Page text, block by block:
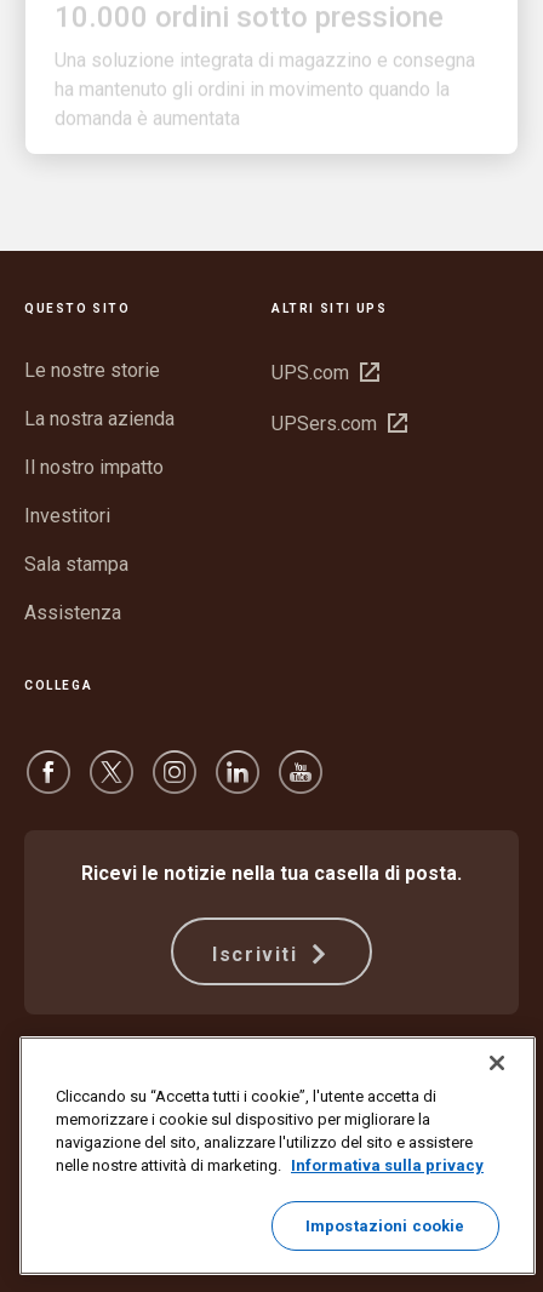
Una soluzione integrata di magazzino e consegna
ha mantenuto gli ordini in movimento quando la
domanda è aumentata
QUESTO SITO
Le nostre storie
La nostra azienda
Il nostro impatto
Investitori
Sala stampa
Assistenza
ALTRI SITI UPS
UPS.com Apri
una
UPSers.com Apri
COLLEGA
Ricevi le notizie nella tua casella di posta.
Iscriviti
Impostazioni dei cookie
Copyright ©1994-2026 United Parcel Service of America, Inc. Tutti i
diritti riservati. Non vuoi più ricevere aggiornamenti via email?
Annulla l'iscrizione qui
Per aggiornare tutte le preferenze email o annullare l'iscrizione alle
email di marketing di UPS, fai clic qui.
Cliccando su “Accetta tutti i cookie”, l'utente accetta di
memorizzare i cookie sul dispositivo per migliorare la
navigazione del sito, analizzare l'utilizzo del sito e assistere
nelle nostre attività di marketing. Informativa sulla privacy
Impostazioni cookie